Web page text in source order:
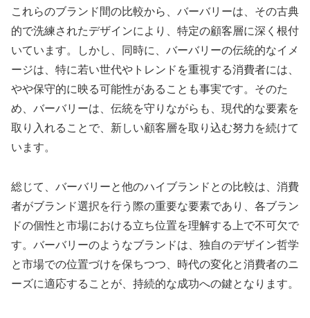
これらのブランド間の比較から、バーバリーは、その古典
的で洗練されたデザインにより、特定の顧客層に深く根付
いています。しかし、同時に、バーバリーの伝統的なイメ
ージは、特に若い世代やトレンドを重視する消費者には、
やや保守的に映る可能性があることも事実です。そのた
め、バーバリーは、伝統を守りながらも、現代的な要素を
取り入れることで、新しい顧客層を取り込む努力を続けて
います。
総じて、バーバリーと他のハイブランドとの比較は、消費
者がブランド選択を行う際の重要な要素であり、各ブラン
ドの個性と市場における立ち位置を理解する上で不可欠で
す。バーバリーのようなブランドは、独自のデザイン哲学
と市場での位置づけを保ちつつ、時代の変化と消費者のニ
ーズに適応することが、持続的な成功への鍵となります。